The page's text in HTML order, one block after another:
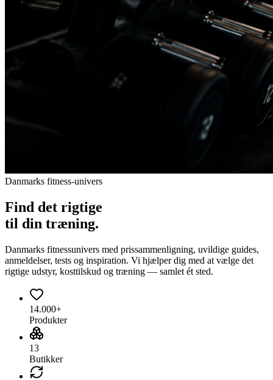
Danmarks fitness-univers
Find det rigtige
til din træning.
Danmarks fitnessunivers med prissammenligning, uvildige guides,
anmeldelser, tests og inspiration. Vi hjælper dig med at vælge det
rigtige udstyr, kosttilskud og træning — samlet ét sted.
14.000+
Produkter
13
Butikker